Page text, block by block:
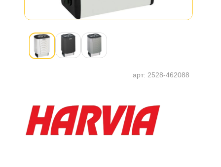
арт: 2528-462088